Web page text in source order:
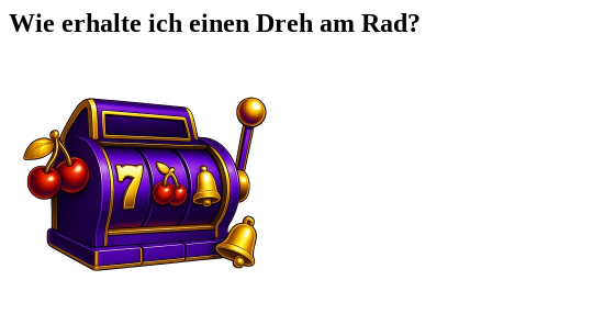
Wie erhalte ich einen Dreh am Rad?